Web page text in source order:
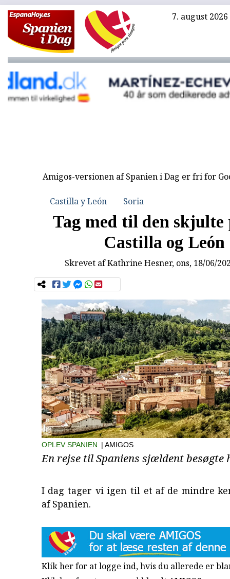
7. august 2026
Amigos-versionen af Spanien i Dag er fri for
Castilla y León Soria
Tag med til den skjulte
Castilla og León
Skrevet afKathrine Hesner, ons, 18/06/
OPLEV SPANIEN | AMIGOS
En rejse til Spaniens sjældent besøgte
I dag tager vi igen til et af de mindre
af Spanien.
Klik her for at logge ind, hvis du allerede er